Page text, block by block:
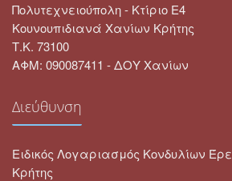
Πολυτεχνειούπολη - Κτίριο Ε4
Κουνουπιδιανά Χανίων Κρήτης
Τ.Κ. 73100
ΑΦΜ: 090087411 - ΔΟΥ Χανίων
Διεύθυνση
Ειδικός Λογαριασμός Κονδυλίων
Κρήτης